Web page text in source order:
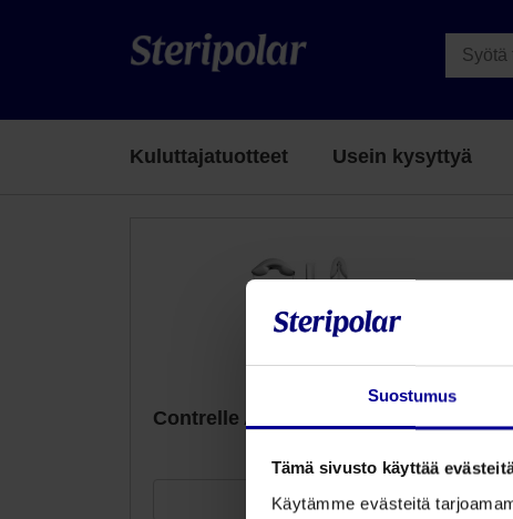
Suostumus
Tämä sivusto käyttää
Käytämme evästeitä
Kuluttajatuotteet Usein kysyttyä
Contrelle Activgard virtsankarkailun
Tutustu